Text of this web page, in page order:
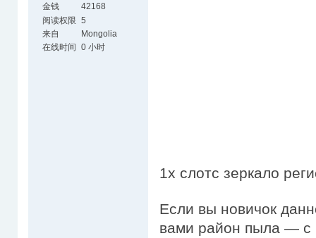
金钱
42168
阅读权限 5
来自
Mongolia
在线时间
0 小时
1х слотс зеркало
Если вы новичок
вами район пыла — с